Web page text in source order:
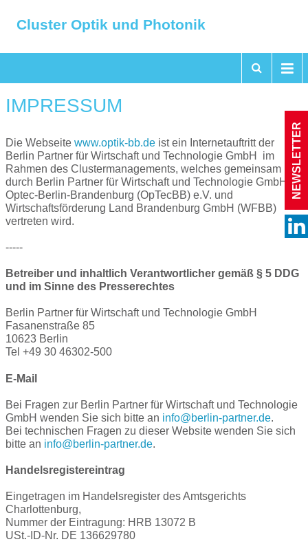
Cluster Optik und Photonik
IMPRESSUM
Die Webseite www.optik-bb.de ist ein Internetauftritt der
Berlin Partner für Wirtschaft und Technologie GmbH im
Rahmen des Clustermanagements, welches gemeinsam
durch Berlin Partner für Wirtschaft und Technologie GmbH,
Optec-Berlin-Brandenburg (OpTecBB) e.V. und
Wirtschaftsförderung Land Brandenburg GmbH (WFBB)
vertreten wird.
-----
Betreiber und inhaltlich Verantwortlicher gemäß § 5 DDG
und im Sinne des Presserechtes
Berlin Partner für Wirtschaft und Technologie GmbH
Fasanenstraße 85
10623 Berlin
Tel +49 30 46302-500
E-Mail
Bei Fragen zur Berlin Partner für Wirtschaft und Technologie
GmbH wenden Sie sich bitte an info@berlin-partner.de.
Bei technischen Fragen zu dieser Website wenden Sie sich
bitte an info@berlin-partner.de.
Handelsregistereintrag
Eingetragen im Handelsregister des Amtsgerichts
Charlottenburg,
Nummer der Eintragung: HRB 13072 B
USt.-ID-Nr. DE 136629780
NEWSLETTER